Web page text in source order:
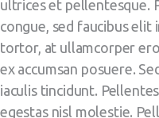
ultrices et pellentesque.
congue, sed faucibus
tortor, at ullamcorper
ex accumsan posuere.
iaculis tincidunt.
egestas nisl molestie.